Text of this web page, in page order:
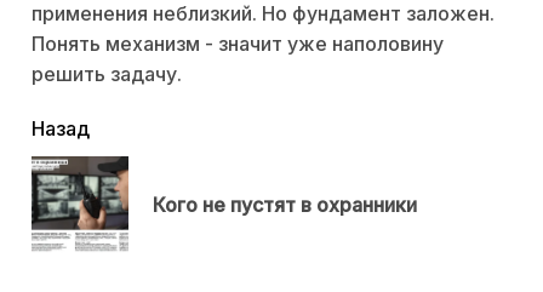
применения неблизкий. Но фундамент заложен.
Понять механизм - значит уже наполовину
решить задачу.
читать
еще
Назад
Кого не пустят в охранники